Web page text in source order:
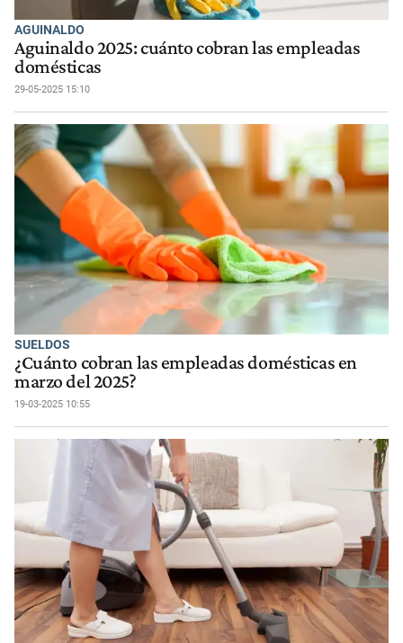
AGUINALDO
Aguinaldo 2025: cuánto cobran las empleadas
domésticas
29-05-2025 15:10
SUELDOS
¿Cuánto cobran las empleadas domésticas en
marzo del 2025?
19-03-2025 10:55